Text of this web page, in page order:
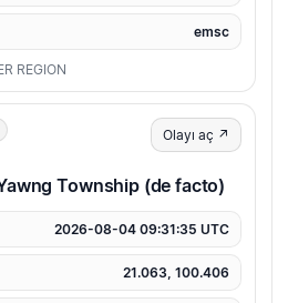
emsc
REGION
Olayı aç ↗
Township (de facto)
2026-08-04 09:31:35 UTC
21.063, 100.406